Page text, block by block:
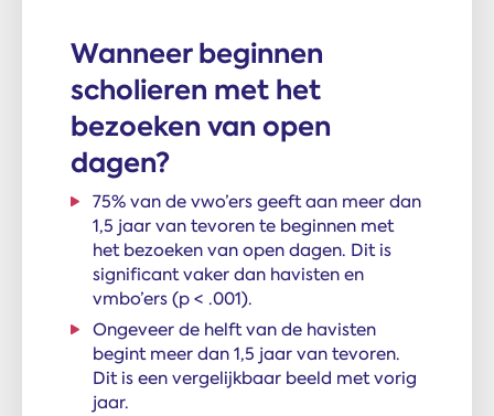
Wanneer beginnen
scholieren met het
bezoeken van open
dagen?
75% van de vwo’ers geeft aan meer dan
1,5 jaar van tevoren te beginnen met
het bezoeken van open dagen. Dit is
significant vaker dan havisten en
vmbo’ers (p < .001).
Ongeveer de helft van de havisten
begint meer dan 1,5 jaar van tevoren.
Dit is een vergelijkbaar beeld met vorig
jaar.